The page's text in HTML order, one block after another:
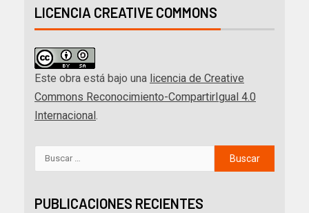
LICENCIA CREATIVE COMMONS
Este obra está bajo una licencia de Creative
Commons Reconocimiento-CompartirIgual 4.0
Internacional
PUBLICACIONES RECIENTES